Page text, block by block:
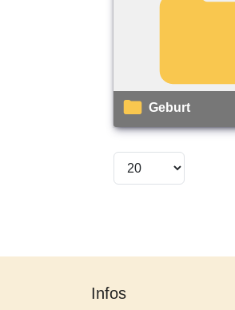
Geburt
Infos